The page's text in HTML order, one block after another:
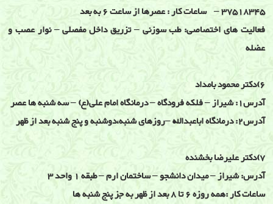
37518345 – ساعات کار : عصرها از ساعت 6 به بعد
فعالیت های اختصاصی: طب سوزنی – تزریق داخل مفصلی – نوار عصب و
عضله
6)دکتر محمود بامداد
آدرس1: شیراز – فلکه فرودگاه – درمانگاه امام علی(ع) – سه شنبه ها عصر
آدرس2: درمانگاه اباعبدالله –روزهای شنبه،دوشنبه و پنج شنبه بعد از ظهر
7)دکتر علیرضا بخشنده
آدرس: شیراز – میدان دانشجو – ساختمان ارم – طبقه 1 واحد 3
ساعات کار :همه روزه 6 تا 8 بعد از ظهر به جز پنج شنبه ها